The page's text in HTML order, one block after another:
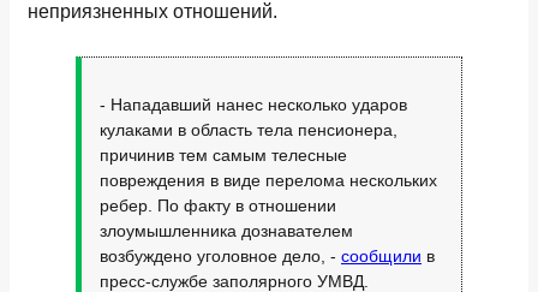
неприязненных отношений.
- Нападавший нанес несколько ударов
кулаками в область тела пенсионера,
причинив тем самым телесные
повреждения в виде перелома нескольких
ребер. По факту в отношении
злоумышленника дознавателем
возбуждено уголовное дело, - сообщили в
пресс-службе заполярного УМВД.